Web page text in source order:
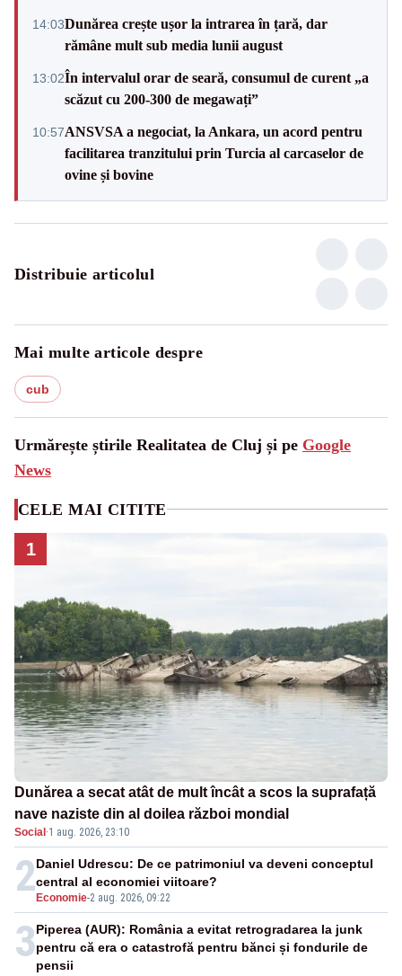
14:03Dunărea crește ușor la intrarea în țară, dar
rămâne mult sub media lunii august
13:02În intervalul orar de seară, consumul de curent „a
scăzut cu 200-300 de megawați”
10:57ANSVSA a negociat, la Ankara, un acord pentru
facilitarea tranzitului prin Turcia al carcaselor de
ovine și bovine
Distribuie articolul
Mai multe articole despre
cub
Urmărește știrile Realitatea de Cluj și pe Google
News
CELE MAI CITITE
1
Dunărea a secat atât de mult încât a scos la suprafață
nave naziste din al doilea război mondial
Social ·1 aug. 2026, 23:10
2 Economie-2 aug. 2026, 09:22
Daniel Udrescu: De ce patrimoniul va deveni conceptul
central al economiei viitoare?
3Piperea (AUR): România a evitat retrogradarea la junk
pentru că era o catastrofă pentru bănci și fondurile de
pensii